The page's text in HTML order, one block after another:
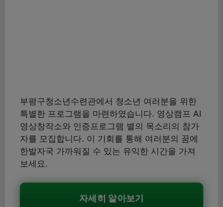
부평구청소년수련관에서 청소년 여러분을 위한
특별한 프로그램을 마련하였습니다. 영상캠프 AI
영상창작소와 인증프로그램 별의 목소리의 참가
자를 모집합니다. 이 기회를 통해 여러분의 꿈에
한발자국 가까워질 수 있는 유익한 시간을 가져
보세요.
자세히 알아보기